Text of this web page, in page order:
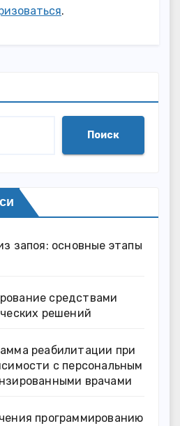
.
Поиск
запоя: основные этапы
средствами
решений
реабилитации при
с персональным
врачами
программированию